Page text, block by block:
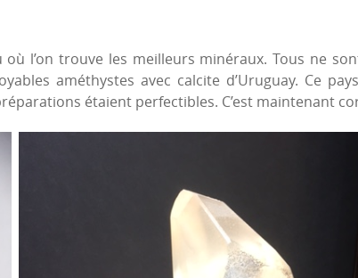
l’on trouve les meilleurs minéraux. Tous ne
améthystes avec calcite d’Uruguay. Ce
étaient perfectibles. C’est maintenant